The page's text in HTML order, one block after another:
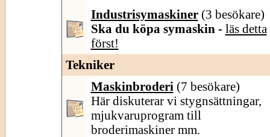
Industrisymaskiner (3 besökare)
Ska du köpa symaskin - läs detta
först!
Tekniker
Maskinbroderi (7 besökare)
Här diskuterar vi stygnsättningar,
mjukvaruprogram till
broderimaskiner mm.